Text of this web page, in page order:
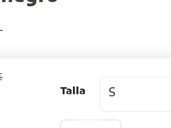
Talla